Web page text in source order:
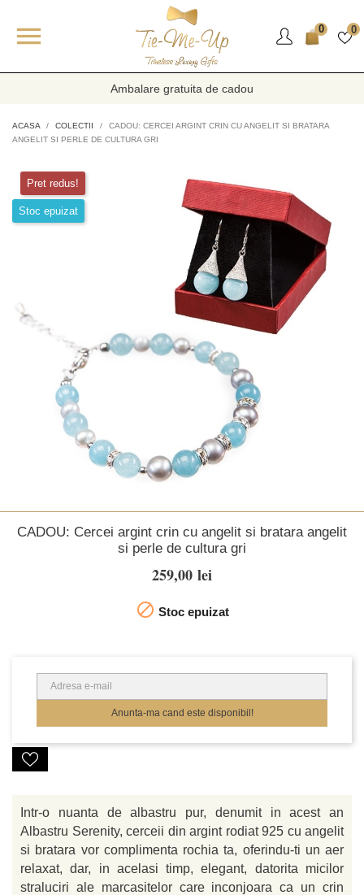
 0 0
Ambalare gratuita de cadou
ACASA COLECTII
CADOU: CERCEI ARGINT CRIN CU ANGELIT SI BRATARA
ANGELIT SI PERLE DE CULTURA GRI
Pret redus!
Stoc epuizat
CADOU: Cercei argint crin cu angelit si bratara angelit
si perle de cultura gri
259,00 lei
 Stoc epuizat
Anunta-ma cand este disponibil!
Intr-o nuanta de albastru pur, denumit in acest an
Albastru Serenity, cerceii din argint rodiat 925 cu angelit
si bratara vor complimenta rochia ta, oferindu-ti un aer
relaxat, dar, in acelasi timp, elegant, datorita micilor
straluciri ale marcasitelor care inconjoara ca un crin